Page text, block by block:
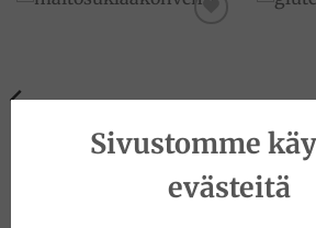
Sivustomme
evästeitä